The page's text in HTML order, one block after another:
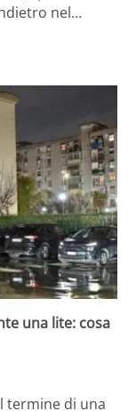
nel…
una lite: cosa
termine di una